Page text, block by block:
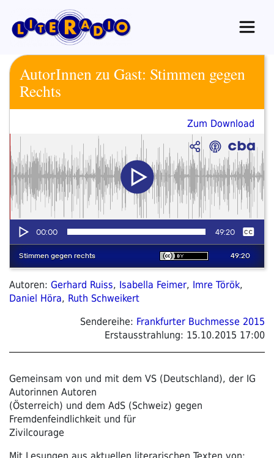
Inhalt
springen
AutorInnen zu Gast: Stimmen gegen
Rechts
Zum Download
Autoren: Gerhard Ruiss, Isabella Feimer, Imre Török,
Daniel Höra, Ruth Schweikert
Sendereihe: Frankfurter Buchmesse 2015
Erstausstrahlung: 15.10.2015 17:00
Gemeinsam von und mit dem VS (Deutschland), der IG
Autorinnen Autoren
(Österreich) und dem AdS (Schweiz) gegen
Fremdenfeindlichkeit und für
Zivilcourage
Mit Lesungen aus aktuellen literarischen Texten von: